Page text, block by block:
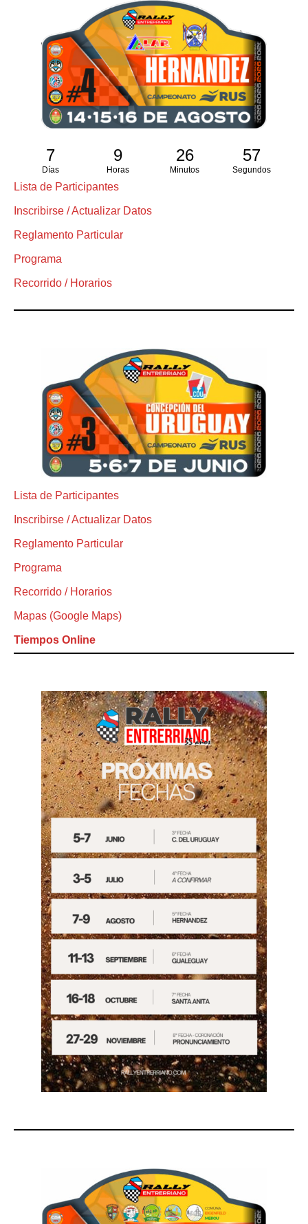
7
Días
9
Horas
26
Minutos
57
Segundos
Lista de Participantes
Inscribirse / Actualizar Datos
Reglamento Particular
Programa
Recorrido / Horarios
Lista de Participantes
Inscribirse / Actualizar Datos
Reglamento Particular
Programa
Recorrido / Horarios
Mapas (Google Maps)
Tiempos Online